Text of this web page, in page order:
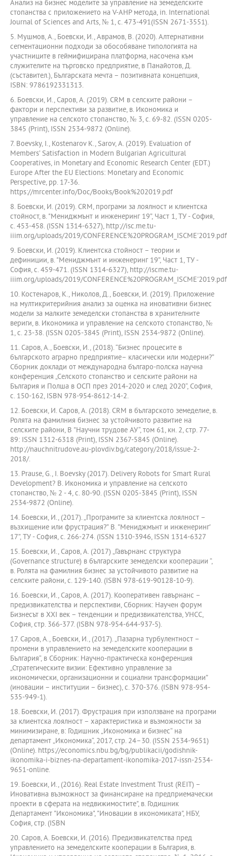
Анализ на бизнес моделите за управление на земеделските
стопанства с приложението на V-AHP метода, in. International
Journal of Sciences and Arts, № 1, с. 473-491(ISSN 2671-3551).
5. Мушмов, А., Боевски, И., Аврамов, В. (2020). Aлтернативни
сегментационни подходи за обособяване типологията на
участниците в геймифицирана платформа, насочена към
служителите на търговско предприятие, в Панайотов, Д.
(съставител.), Българската мечта – позитивната концепция,
ISBN: 9786192331313.
6. Боевски, И., Саров, А. (2019). CRM в селските райони –
фактори и перспективи за развитие, в. Икономика и
управление на селското стопанство, № 3, с. 69-82. (ISSN 0205-
3845 (Print), ISSN 2534-9872 (Online).
7. Boevsky, I., Kostenarov K., Sarov, A. (2019). Evaluation of
Members’ Satisfaction in Modern Bulgarian Agricultural
Cooperatives, in Monetary and Economic Research Center (EDT.)
Europe After the EU Elections: Monetary and Economic
Perspective, pp. 17-36.
https://mrcenter.info/Doc/Books/Book%202019.pdf
8. Боевски, И. (2019). CRM, програми за лоялност и клиентска
стойност, в. "Мениджмънт и инженеринг 19”, Част 1, ТУ - София,
с. 453-458. (ISSN 1314-6327), http://isc.me.tu-
iiim.org/uploads/2019/
9. Боевски, И. (2019). Клиентска стойност – теории и
дефиниции, в. "Мениджмънт и инженеринг 19”, Част 1, ТУ -
София, с. 459-471. (ISSN 1314-6327), http://iscme.tu-
iiim.org/uploads/2019/CONFERENCE%20PROGRAM_ISCME'2019.pdf
10. Костенаров, К., Николов, Д., Боевски, И. (2019). Приложение
на мултикритерийния анализ за оценка на иновативни бизнес
модели за малките земеделски стопанства в хранителните
вериги, в. Икономика и управление на селското стопанство, №
1, с. 23-38. (ISSN 0205-3845 (Print), ISSN 2534-9872 (Online).
11. Саров, А., Боевски, И., (2018). “Бизнес процесите в
българското аграрно предприятие– класически или модерни?”
Сборник доклади от международна българо-полска научна
конференция „Селското стопанство и селските райони на
България и Полша в ОСП през 2014-2020 и след 2020“, София,
с. 150-162, ISBN 978-954-8612-14-2.
12. Боевски, И. Саров, А. (2018). CRM в българското земеделие, в.
Ролята на фамилния бизнес за устойчивото развитие на
селските райони, В "Научни трудове АУ“, том 61, кн. 2, стр. 77-
89: ISSN 1312-6318 (Print), ISSN 2367-5845 (Online).
http://nauchnitrudove.au-plovdiv.bg/category/2018/issue-2-
2018/.
13. Prause, G., I. Boevsky (2017). Delivery Robots for Smart Rural
Development? В. Икономика и управление на селското
стопанство, № 2 - 4, с. 80-90. (ISSN 0205-3845 (Print), ISSN
2534-9872 (Online).
14. Боевски, И., (2017). „Програмите за клиентска лоялност –
възхищение или фрустрация?” В. "Мениджмънт и инженеринг’
17”, ТУ - София, с. 266-274. (ISSN 1310-3946, ISSN 1314-6327
15. Боевски, И., Саров, А. (2017) „Гавърнанс структура
(Governance structure) в българските земеделски кооперации “,
в. Ролята на фамилния бизнес за устойчивото развитие на
селските райони, с. 129-140. (ISBN 978-619-90128-10-9).
16. Боевски, И., Саров, А. (2017). Кооперативен гавърнанс –
предизвикателства и перспективи, Сборник: Научен форум
Бизнесът в ХХI век – тенденции и предизвикателства, УНСС,
София, стр. 366-377. (ISBN 978-954-644-937-5).
17. Саров, А., Боевски, И., (2017). „Пазарна турбулентност –
промени в управлението на земеделските кооперации в
България“, в Сборник: Научно-практическа конференция
„Стратегическите визии: Ефективно управление за
икономически, организационни и социални трансформации”
(иновации – институции – бизнес), с. 370-376. (ISBN 978-954-
535-949-1).
18. Боевски, И. (2017). Фрустрация при използване на програми
за клиентска лоялност – характеристика и възможности за
минимизиране, в: Годишник „Икономика и бизнес“ на
департамент „Икономика“, 2017, стр. 24–30. (ISSN 2534-9651)
(Online). https://economics.nbu.bg/bg/publikacii/godishnik-
ikonomika-i-biznes-na-departament-ikonomika-2017-issn-2534-
9651-online.
19. Боевски, И., (2016). Real Estate Investment Trust (REIT) –
Иновативна възможност за финансиране на предприемачески
проекти в сферата на недвижимостите", в. Годишник
Департамент "Икономика", "Иновации в икономиката", НБУ,
София, стр. (ISBN
20. Саров, А. Боевски, И. (2016). Предизвикателства пред
управлението на земеделските кооперации в България, в.